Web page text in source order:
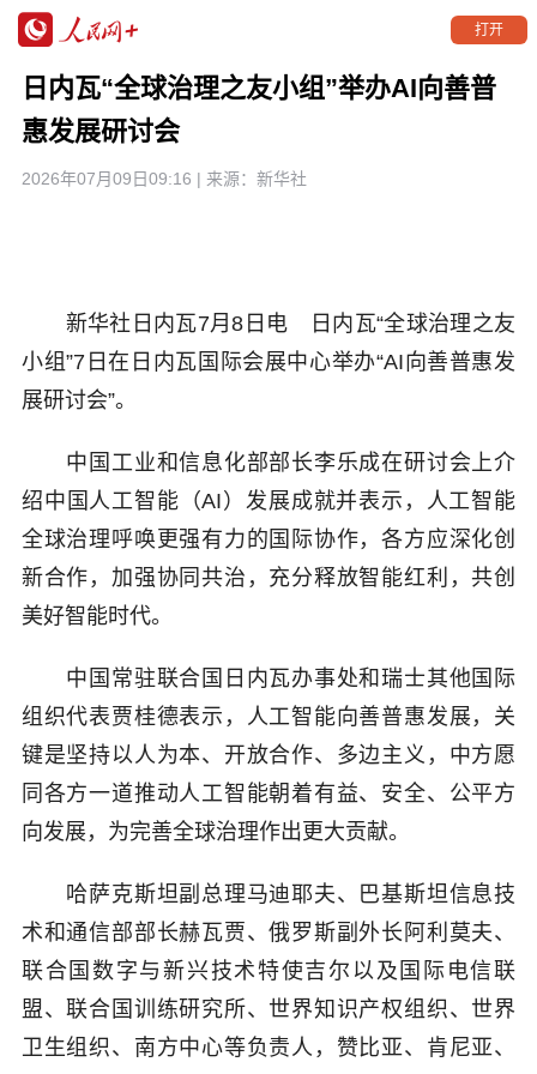
打开
日内瓦“全球治理之友小组”举办AI向善普
惠发展研讨会
2026年07月09日09:16 | 来源： 新华社
新华社日内瓦7月8日电 日内瓦“全球治理之友
小组”7日在日内瓦国际会展中心举办“AI向善普惠发
展研讨会”。
中国工业和信息化部部长李乐成在研讨会上介
绍中国人工智能（AI）发展成就并表示，人工智能
全球治理呼唤更强有力的国际协作，各方应深化创
新合作，加强协同共治，充分释放智能红利，共创
美好智能时代。
中国常驻联合国日内瓦办事处和瑞士其他国际
组织代表贾桂德表示，人工智能向善普惠发展，关
键是坚持以人为本、开放合作、多边主义，中方愿
同各方一道推动人工智能朝着有益、安全、公平方
向发展，为完善全球治理作出更大贡献。
哈萨克斯坦副总理马迪耶夫、巴基斯坦信息技
术和通信部部长赫瓦贾、俄罗斯副外长阿利莫夫、
联合国数字与新兴技术特使吉尔以及国际电信联
盟、联合国训练研究所、世界知识产权组织、世界
卫生组织、南方中心等负责人，赞比亚、肯尼亚、